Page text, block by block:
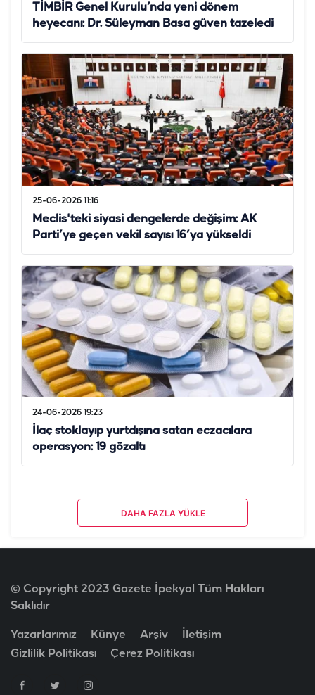
TİMBİR Genel Kurulu’nda yeni dönem
heyecanı: Dr. Süleyman Basa güven tazeledi
25-06-2026 11:16
Meclis'teki siyasi dengelerde değişim: AK
Parti’ye geçen vekil sayısı 16’ya yükseldi
24-06-2026 19:23
İlaç stoklayıp yurtdışına satan eczacılara
operasyon: 19 gözaltı
DAHA FAZLA YÜKLE
© Copyright 2023 Gazete İpekyol Tüm Hakları
Saklıdır
Yazarlarımız Künye Arşiv
İletişim
Gizlilik Politikası
Çerez Politikası